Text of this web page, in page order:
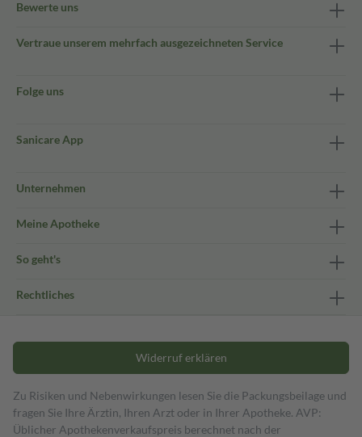
Bewerte uns
Vertraue unserem mehrfach ausgezeichneten Service
Folge uns
Sanicare App
Unternehmen
Meine Apotheke
So geht's
Rechtliches
Widerruf erklären
Zu Risiken und Nebenwirkungen lesen Sie die Packungsbeilage und
fragen Sie Ihre Ärztin, Ihren Arzt oder in Ihrer Apotheke. AVP:
Üblicher Apothekenverkaufspreis berechnet nach der